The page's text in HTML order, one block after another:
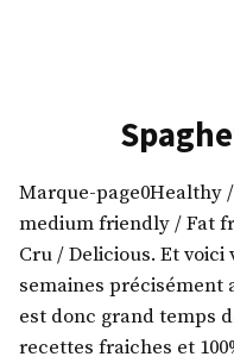
Marque-page0Healthy
medium friendly / Fat
Cru / Delicious. Et voici
semaines précisément
est donc grand temps
recettes fraiches et